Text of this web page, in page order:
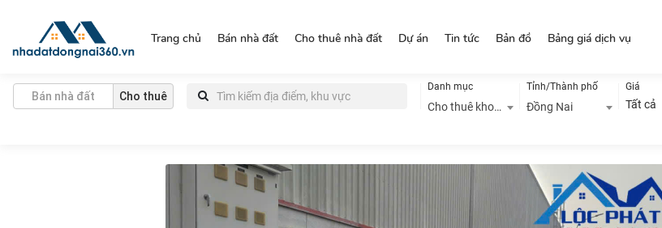
Trang chủ Bán nhà đất Cho thuê nhà đất Dự án Tin tức Bản đồ Bảng giá dịch vụ
Bán nhà đất Cho thuê
Danh mục
Cho thuê kho, nhà xưởng
Tỉnh/Thành phố
Đồng Nai
Giá
Tất cả